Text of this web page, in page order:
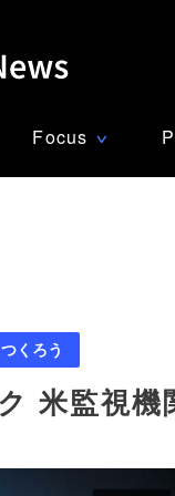
Focus ∨
くろう
米監視機